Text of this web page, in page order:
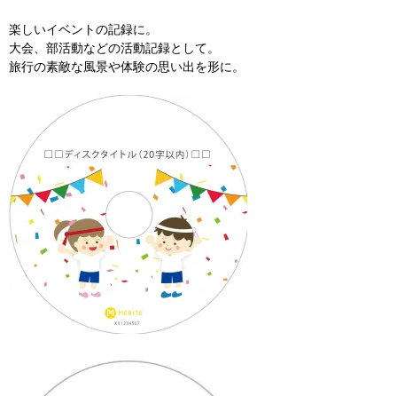
楽しいイベントの記録に。
大会、部活動などの活動記録として。
旅行の素敵な風景や体験の思い出を形に。